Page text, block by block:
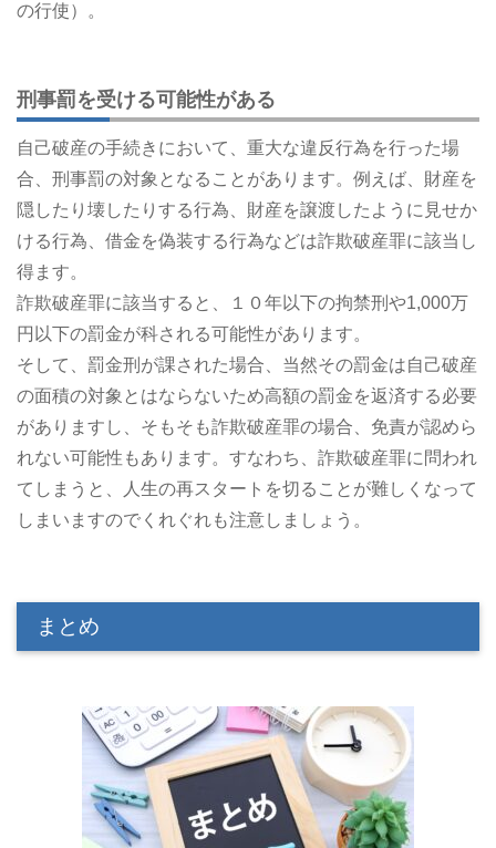
の行使）。
刑事罰を受ける可能性がある
自己破産の手続きにおいて、重大な違反行為を行った場
合、刑事罰の対象となることがあります。例えば、財産を
隠したり壊したりする行為、財産を譲渡したように見せか
ける行為、借金を偽装する行為などは詐欺破産罪に該当し
得ます。
詐欺破産罪に該当すると、１０年以下の拘禁刑や1,000万
円以下の罰金が科される可能性があります。
そして、罰金刑が課された場合、当然その罰金は自己破産
の面積の対象とはならないため高額の罰金を返済する必要
がありますし、そもそも詐欺破産罪の場合、免責が認めら
れない可能性もあります。すなわち、詐欺破産罪に問われ
てしまうと、人生の再スタートを切ることが難しくなって
しまいますのでくれぐれも注意しましょう。
まとめ